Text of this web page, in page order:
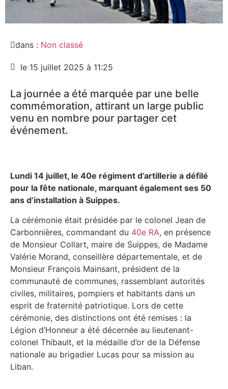
La journée a été marquée par une belle
commémoration, attirant un large public
venu en nombre pour partager cet
événement.
Lundi 14 juillet, le 40e régiment d’artillerie a défilé
pour la fête nationale, marquant également ses 50
ans d’installation à Suippes.
La cérémonie était présidée par le colonel Jean de
Carbonnières, commandant du 40e RA, en présence
de Monsieur Collart, maire de Suippes, de Madame
Valérie Morand, conseillère départementale, et de
Monsieur François Mainsant, président de la
communauté de communes, rassemblant autorités
civiles, militaires, pompiers et habitants dans un
esprit de fraternité patriotique. Lors de cette
cérémonie, des distinctions ont été remises : la
Légion d’Honneur a été décernée au lieutenant-
colonel Thibault, et la médaille d’or de la Défense
nationale au brigadier Lucas pour sa mission au
Liban.
dans : Non classé
le 15 juillet 2025 à 11:25